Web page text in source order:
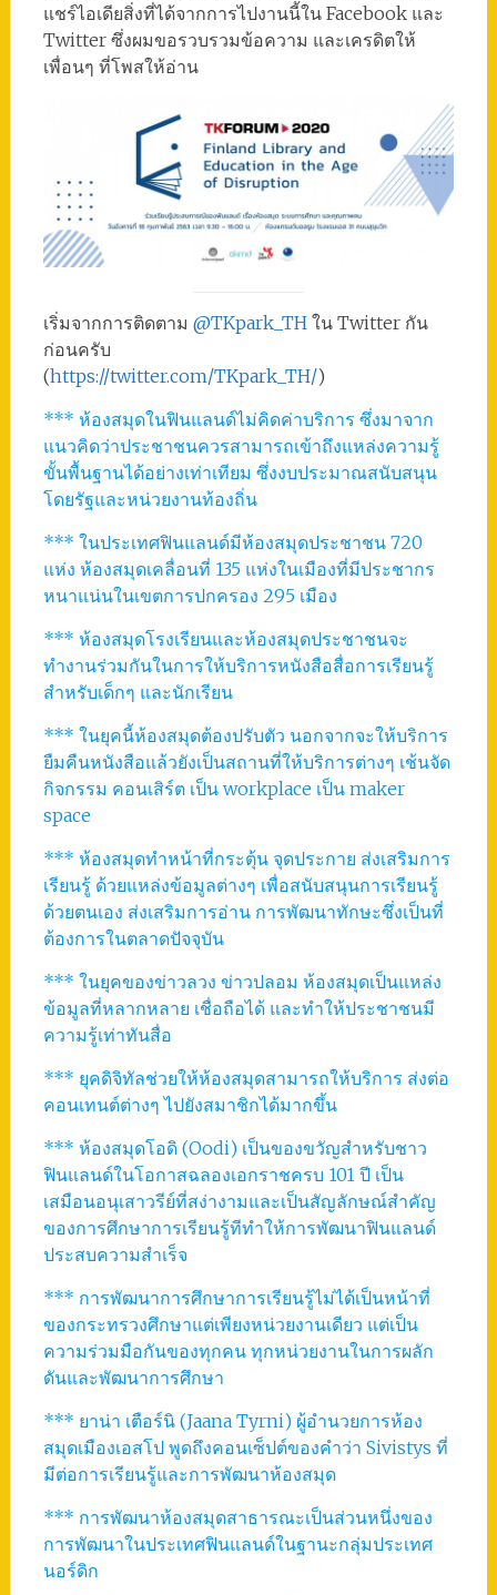
แชร์ไอเดียสิ่งที่ได้จากการไปงานนี้ใน Facebook และ
Twitter ซึ่งผมขอรวบรวมข้อความ และเครดิตให้
เพื่อนๆ ที่โพสให้อ่าน
เริ่มจากการติดตาม @TKpark_THใน Twitter กัน
ก่อนครับ
(https://twitter.com/TKpark_TH/)
*** ห้องสมุดในฟินแลนด์ไม่คิดค่าบริการ ซึ่งมาจาก
แนวคิดว่าประชาชนควรสามารถเข้าถึงแหล่งความรู้
ขั้นพื้นฐานได้อย่างเท่าเทียม ซึ่งงบประมาณสนับสนุน
โดยรัฐและหน่วยงานท้องถิ่น
*** ในประเทศฟินแลนด์มีห้องสมุดประชาชน 720
แห่ง ห้องสมุดเคลื่อนที่ 135 แห่งในเมืองที่มีประชากร
หนาแน่นในเขตการปกครอง 295 เมือง
*** ห้องสมุดโรงเรียนและห้องสมุดประชาชนจะ
ทำงานร่วมกันในการให้บริการหนังสือสื่อการเรียนรู้
สำหรับเด็กๆ และนักเรียน
*** ในยุคนี้ห้องสมุดต้องปรับตัว นอกจากจะให้บริการ
ยืมคืนหนังสือแล้วยังเป็นสถานที่ให้บริการต่างๆ เช้นจัด
กิจกรรม คอนเสิร์ต เป็น workplace เป็น maker
space
*** ห้องสมุดทำหน้าที่กระตุ้น จุดประกาย ส่งเสริมการ
เรียนรู้ ด้วยแหล่งข้อมูลต่างๆ เพื่อสนับสนุนการเรียนรู้
ด้วยตนเอง ส่งเสริมการอ่าน การพัฒนาทักษะซึ่งเป็นที่
ต้องการในตลาดปัจจุบัน
*** ในยุคของข่าวลวง ข่าวปลอม ห้องสมุดเป็นแหล่ง
ข้อมูลที่หลากหลาย เชื่อถือได้ และทำให้ประชาชนมี
ความรู้เท่าทันสื่อ
*** ยุคดิจิทัลช่วยให้ห้องสมุดสามารถให้บริการ ส่งต่อ
คอนเทนต์ต่างๆ ไปยังสมาชิกได้มากขึ้น
*** ห้องสมุดโอดิ (Oodi) เป็นของขวัญสำหรับชาว
ฟินแลนด์ในโอกาสฉลองเอกราชครบ 101 ปี เป็น
เสมือนอนุเสาวรีย์ที่สง่างามและเป็นสัญลักษณ์สำคัญ
ของการศึกษาการเรียนรู้ทีทำให้การพัฒนาฟินแลนด์
ประสบความสำเร็จ
*** การพัฒนาการศึกษาการเรียนรู้ไม่ได้เป็นหน้าที่
ของกระทรวงศึกษาแต่เพียงหน่วยงานเดียว แต่เป็น
ความร่วมมือกันของทุกคน ทุกหน่วยงานในการผลัก
ดันและพัฒนาการศึกษา
*** ยาน่า เตือร์นิ (Jaana Tyrni) ผู้อำนวยการห้อง
สมุดเมืองเอสโป พูดถึงคอนเซ็ปต์ของคำว่า Sivistys ที่
มีต่อการเรียนรู้และการพัฒนาห้องสมุด
*** การพัฒนาห้องสมุดสาธารณะเป็นส่วนหนึ่งของ
การพัฒนาในประเทศฟินแลนด์ในฐานะกลุ่มประเทศ
นอร์ดิก